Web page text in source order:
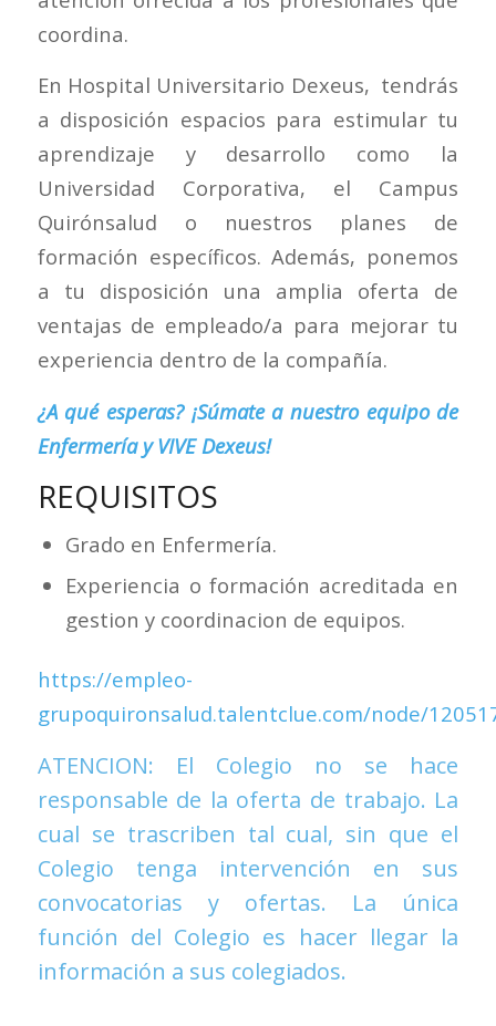
coordina.
En Hospital Universitario Dexeus, tendrás
a disposición espacios para estimular tu
aprendizaje y desarrollo como la
Universidad Corporativa, el Campus
Quirónsalud o nuestros planes de
formación específicos. Además, ponemos
a tu disposición una amplia oferta de
ventajas de empleado/a para mejorar tu
experiencia dentro de la compañía.
¿A qué esperas? ¡Súmate a nuestro equipo de
Enfermería y VIVE Dexeus!
REQUISITOS
Grado en Enfermería.
Experiencia o formación acreditada en
gestion y coordinacion de equipos.
https://empleo-
grupoquironsalud.talentclue.com/node/
ATENCION: El Colegio no se hace
responsable de la oferta de trabajo. La
cual se trascriben tal cual, sin que el
Colegio tenga intervención en sus
convocatorias y ofertas. La única
función del Colegio es hacer llegar la
información a sus colegiados.